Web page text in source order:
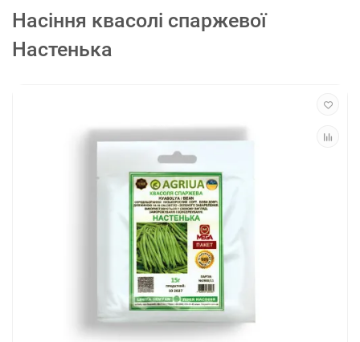
Насіння квасолі спаржевої
Настенька